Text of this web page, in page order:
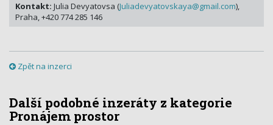
Kontakt: Julia Devyatovsa (Juliadevyatovskaya@gmail.com),
Praha, +420 774 285 146
Zpět na inzerci
Další podobné inzeráty z kategorie
Pronájem prostor